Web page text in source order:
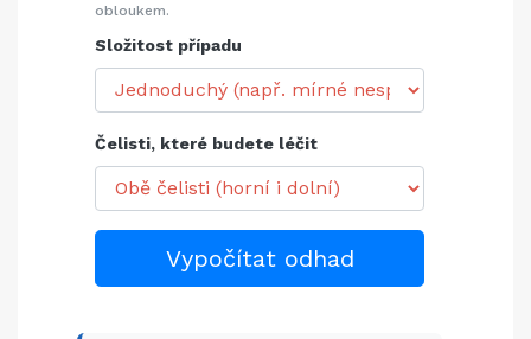
obloukem.
Složitost případu
Čelisti, které budete léčit
Vypočítat odhad